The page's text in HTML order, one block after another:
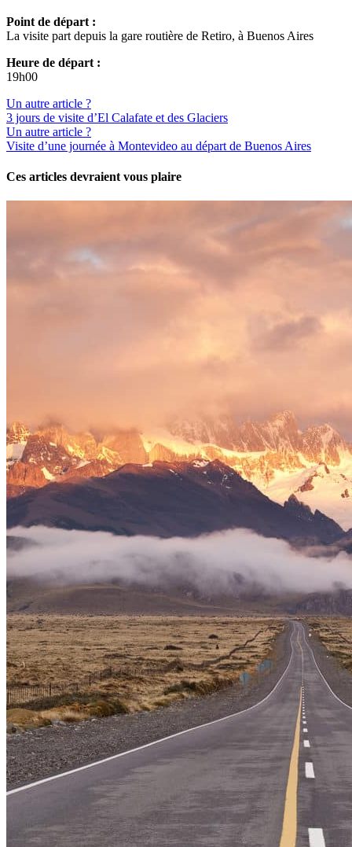
Point de départ :
La visite part depuis la gare routière de Retiro, à Buenos Aires
Heure de départ :
19h00
Un autre article ?
3 jours de visite d’El Calafate et des Glaciers
Un autre article ?
Visite d’une journée à Montevideo au départ de Buenos Aires
Ces articles devraient vous plaire